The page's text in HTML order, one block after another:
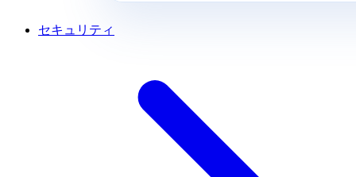
セキュリティ